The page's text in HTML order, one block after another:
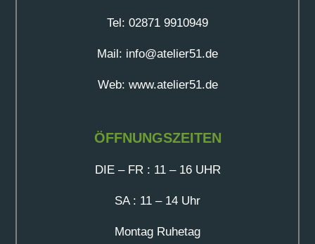
Tel: 02871 9910949
Mail: info@atelier51.de
Web: www.atelier51.de
ÖFFNUNGSZEITEN
DIE – FR : 11 – 16 UHR
SA : 11 – 14 Uhr
Montag Ruhetag